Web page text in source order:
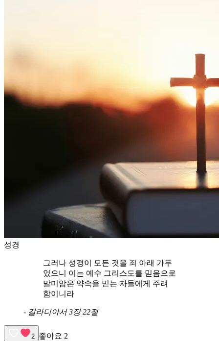
성경
그러나 성경이 모든 것을 죄 아래 가두
었으니 이는 예수 그리스도를 믿음으로
말미암은 약속을 믿는 자들에게 주려
함이니라
- 갈라디아서 3장 22절
2 좋아요 2